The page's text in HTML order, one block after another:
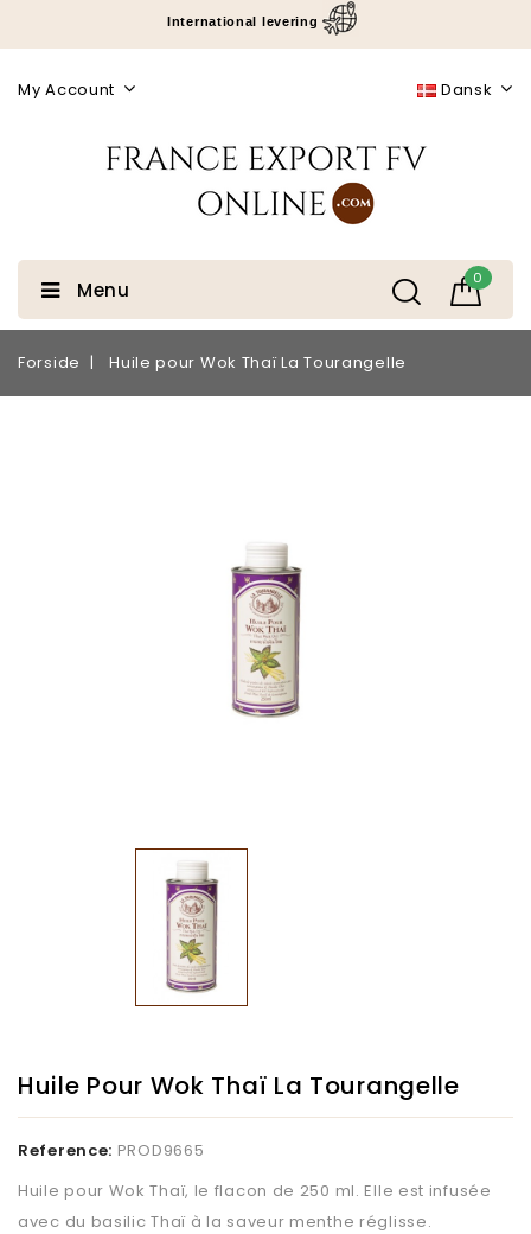
International levering
Dansk
My Account
0
Menu
Forside Huile pour Wok Thaï La Tourangelle
Huile Pour Wok Thaï La Tourangelle
Reference: PROD9665
Huile pour Wok Thaï, le flacon de 250 ml. Elle est infusée
avec du basilic Thaï à la saveur menthe réglisse.